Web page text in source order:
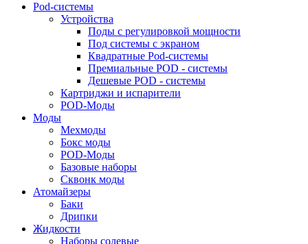
Pod-системы
Устройства
Поды с регулировкой мощности
Под системы с экраном
Квадратные Pod-системы
Премиальные POD - системы
Дешевые POD - системы
Картриджи и испарители
POD-Моды
Моды
Мехмоды
Бокс моды
POD-Моды
Базовые наборы
Сквонк моды
Атомайзеры
Баки
Дрипки
Жидкости
Наборы солевые